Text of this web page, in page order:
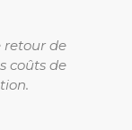
retour de
coûts de